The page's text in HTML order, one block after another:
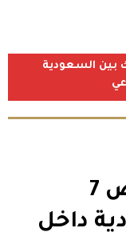
بين السعودية
الدفاع الكويتية: اعتراض 7
داخل